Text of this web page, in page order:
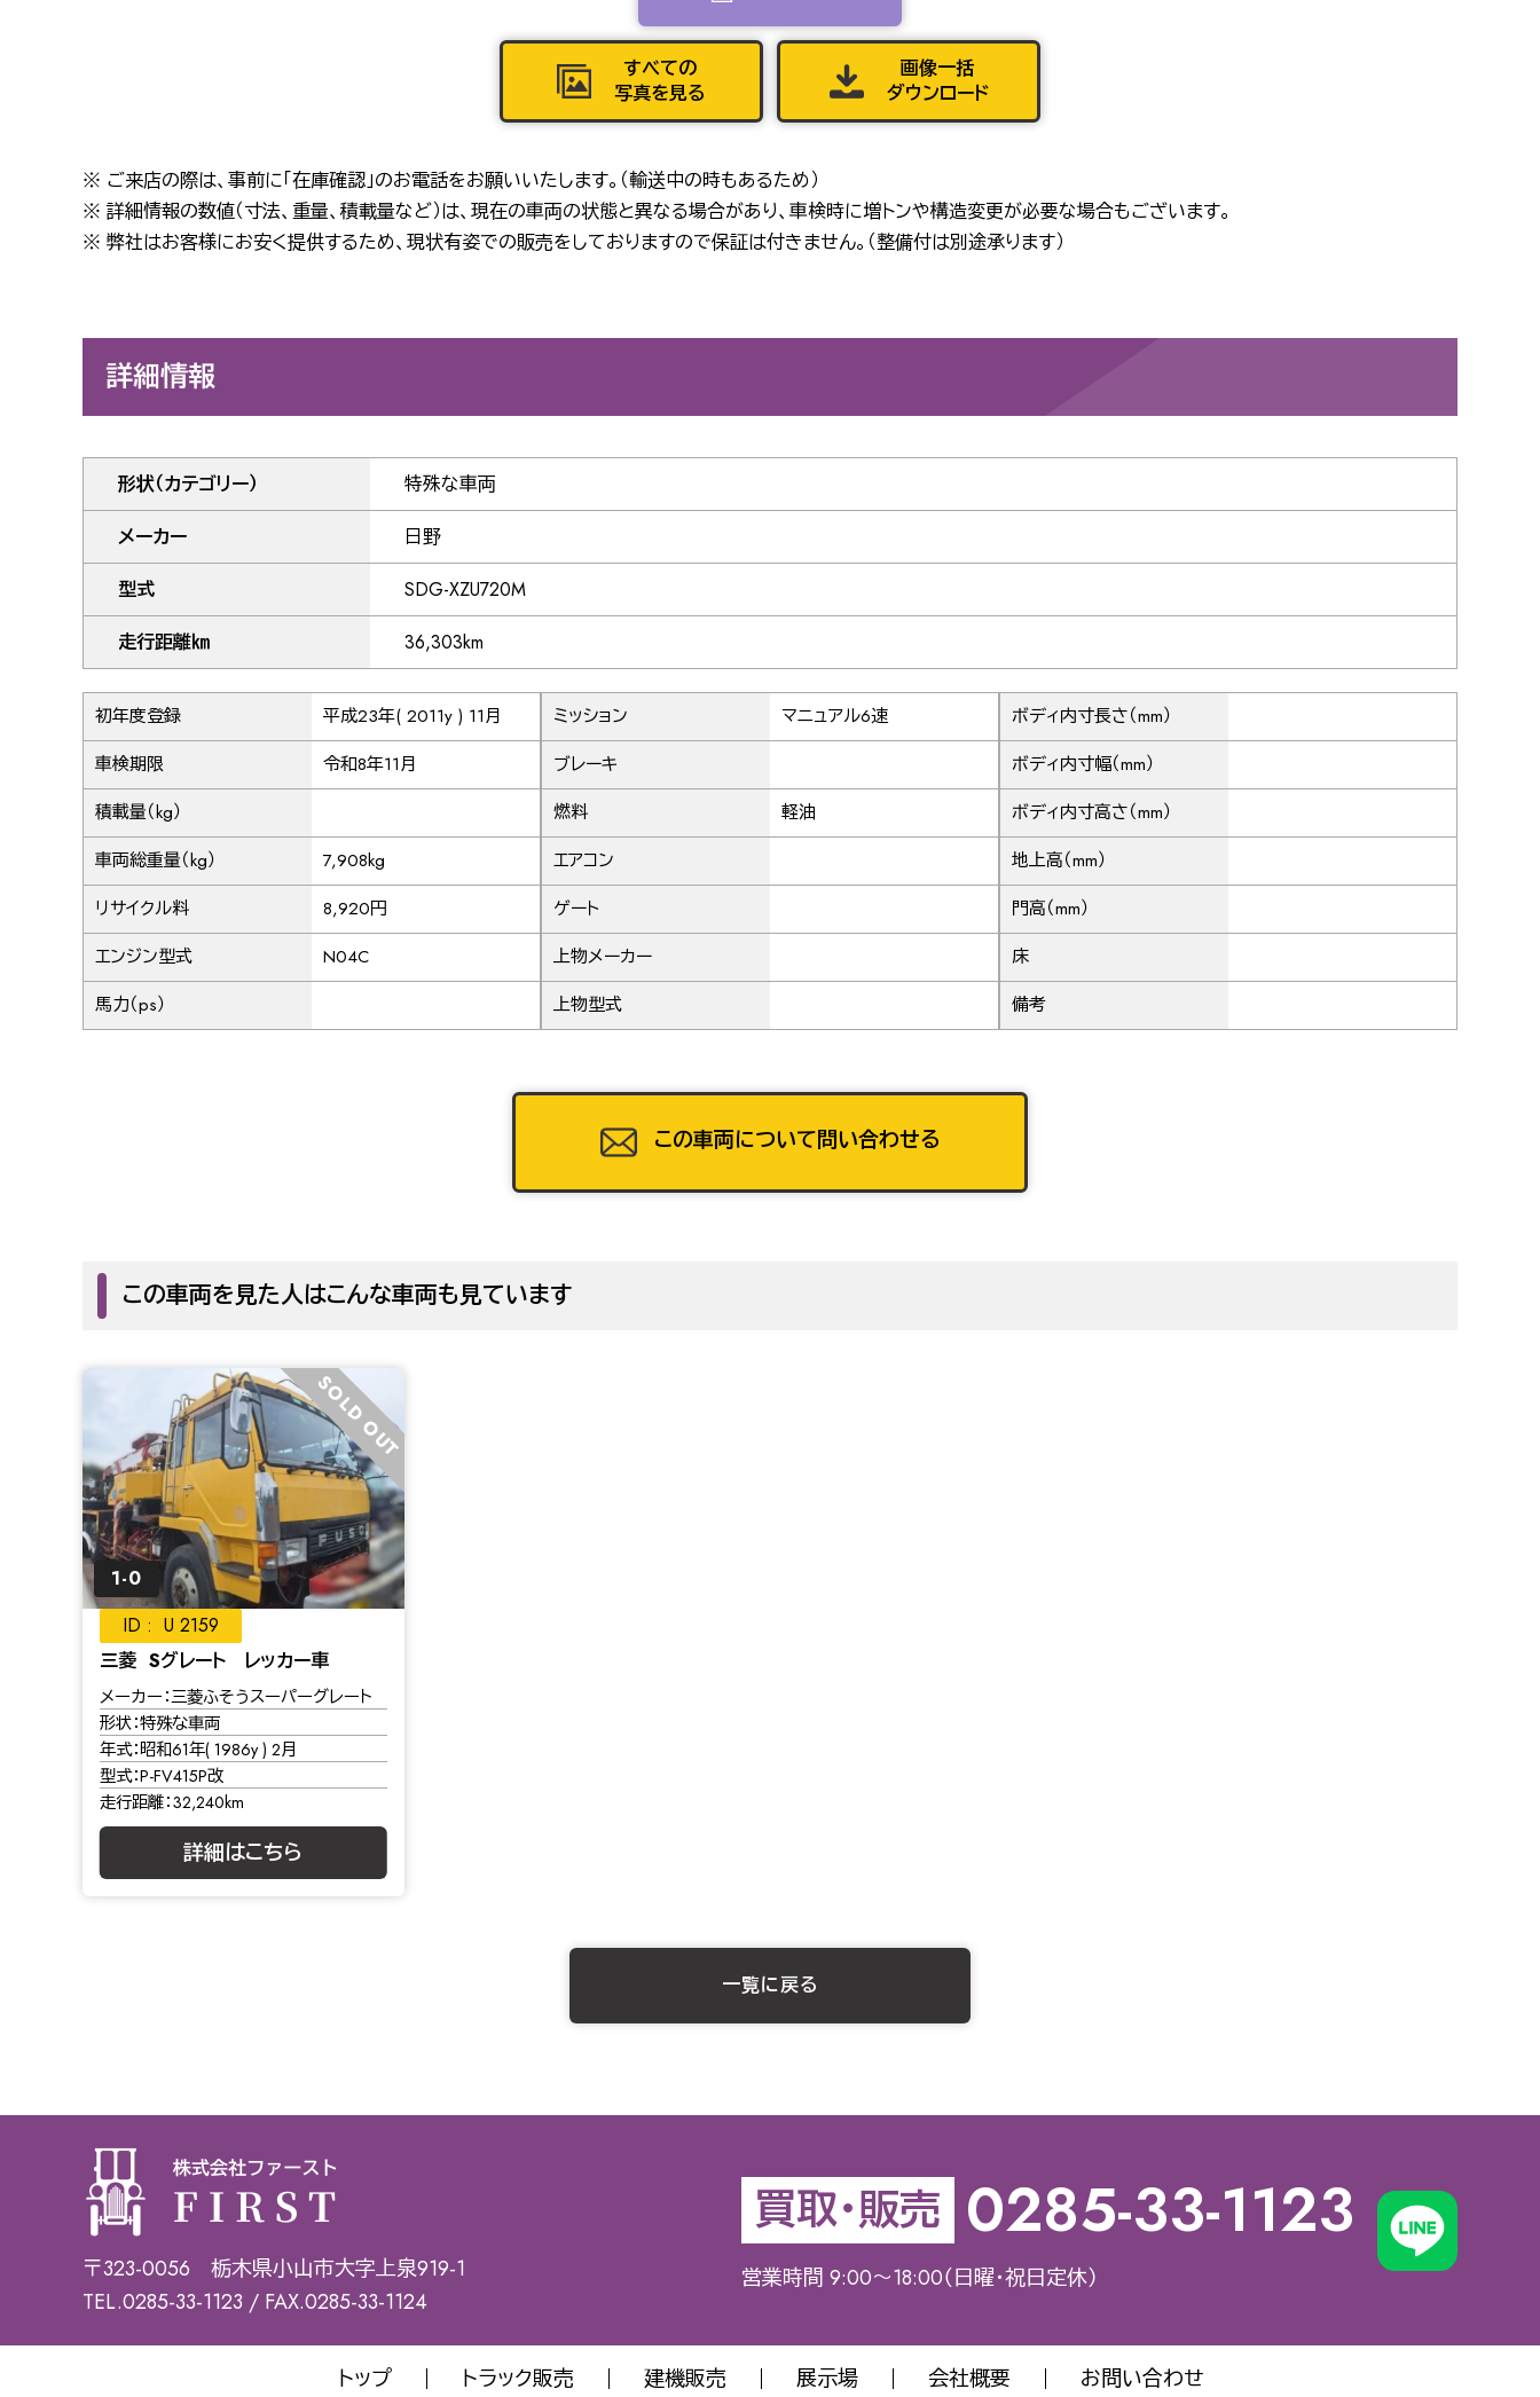
21
すべての
写真を見る
画像一括
ダウンロード
※ ご来店の際は、事前に「在庫確認」のお電話をお願いいたします。（輸送中の時もあるため）
※ 詳細情報の数値（寸法、重量、積載量など）は、現在の車両の状態と異なる場合があり、車検時に増トンや構造変更が必要な場合もございます。
※ 弊社はお客様にお安く提供するため、現状有姿での販売をしておりますので保証は付きません。（整備付は別途承ります）
詳細情報
形状（カテゴリー）
特殊な車両
メーカー
日野
型式
SDG-XZU720M
走行距離㎞
36,303km
初年度登録
平成23年( 2011y ) 11月
車検期限
令和8年11月
積載量（kg）
車両総重量（kg）
7,908kg
リサイクル料
8,920円
エンジン型式
N04C
馬力（ps）
ミッション
マニュアル6速
ブレーキ
燃料
軽油
エアコン
ゲート
上物メーカー
上物型式
ボディ内寸長さ（mm）
ボディ内寸幅（mm）
ボディ内寸高さ（mm）
地上高（mm）
門高（mm）
床
備考
この車両について問い合わせる
この車両を見た人はこんな車両も見ています
SOLD OUT
1-0
U 2159
三菱 Sグレート レッカー車
メーカー 三菱ふそうスーパーグレート
形状 特殊な車両
年式 昭和61年( 1986y ) 2月
型式 P-FV415P改
走行距離 32,240km
詳細はこちら
一覧に戻る
〒323-0056 栃木県小山市大字上泉919-1
TEL.0285-33-1123 / FAX.0285-33-1124
買取・販売 0285-33-1123
営業時間 9:00～18:00（日曜・祝日定休）
トップ トラック販売 建機販売 展示場 会社概要 お問い合わせ